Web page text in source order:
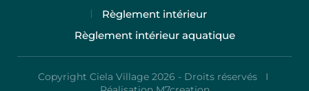
Règlement intérieur
Règlement intérieur aquatique
Copyright Ciela Village 2026 - Droits réservés I